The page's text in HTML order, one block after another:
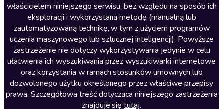
Nauki humanistyczne
Podcasty i audycje
Polityka
Prasa
Religia
Romans
właścicielem niniejszego serwisu, bez względu na sposób ich
eksploracji i wykorzystaną metodę (manualną lub
zautomatyzowaną technikę, w tym z użyciem programów
uczenia maszynowego lub sztucznej inteligencji). Powyższe
zastrzeżenie nie dotyczy wykorzystywania jedynie w celu
ułatwienia ich wyszukiwania przez wyszukiwarki internetowe
oraz korzystania w ramach stosunków umownych lub
dozwolonego użytku określonego przez właściwe przepisy
prawa. Szczegółowa treść dotycząca niniejszego zastrzeżenia
znajduje się tutaj.